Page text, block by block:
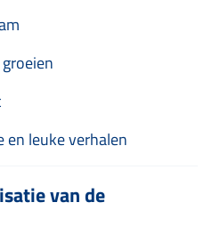
leuke verhalen
van de